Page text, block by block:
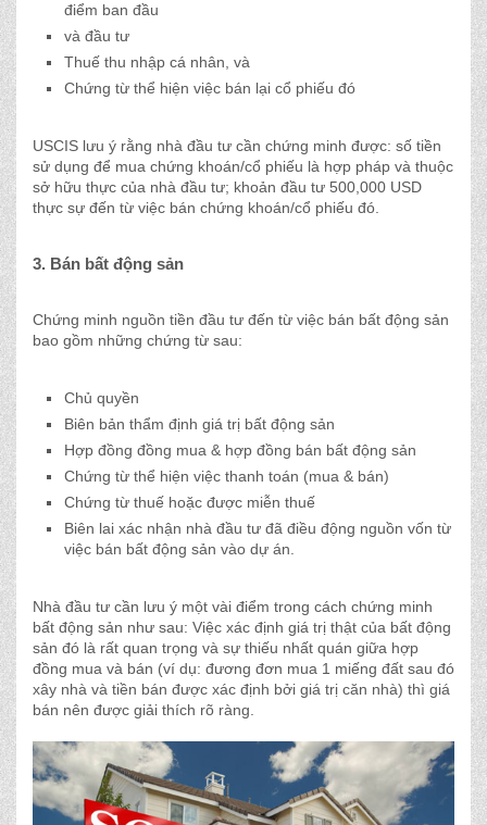
điểm ban đầu
và đầu tư
Thuế thu nhập cá nhân, và
Chứng từ thể hiện việc bán lại cổ phiếu đó
USCIS lưu ý rằng nhà đầu tư cần chứng minh được: số tiền
sử dụng để mua chứng khoán/cổ phiếu là hợp pháp và thuộc
sở hữu thực của nhà đầu tư; khoản đầu tư 500,000 USD
thực sự đến từ việc bán chứng khoán/cổ phiếu đó.
3. Bán bất động sản
Chứng minh nguồn tiền đầu tư đến từ việc bán bất động sản
bao gồm những chứng từ sau:
Chủ quyền
Biên bản thẩm định giá trị bất động sản
Hợp đồng đồng mua & hợp đồng bán bất động sản
Chứng từ thể hiện việc thanh toán (mua & bán)
Chứng từ thuế hoặc được miễn thuế
Biên lai xác nhận nhà đầu tư đã điều động nguồn vốn từ
việc bán bất động sản vào dự án.
Nhà đầu tư cần lưu ý một vài điểm trong cách chứng minh
bất động sản như sau: Việc xác định giá trị thật của bất động
sản đó là rất quan trọng và sự thiếu nhất quán giữa hợp
đồng mua và bán (ví dụ: đương đơn mua 1 miếng đất sau đó
xây nhà và tiền bán được xác định bởi giá trị căn nhà) thì giá
bán nên được giải thích rõ ràng.